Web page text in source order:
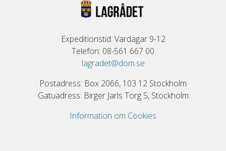
Expeditionstid: Vardagar 9-12
Telefon: 08-561 667 00
lagradet@dom.se
Postadress: Box 2066, 103 12 Stockholm
Gatuadress: Birger Jarls Torg 5, Stockholm
Information om Cookies